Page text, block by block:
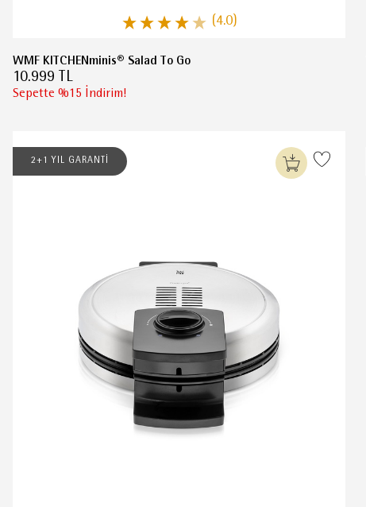
(4.0)
WMF KITCHENminis® Salad To Go
10.999 TL
Sepette %15 İndirim!
2+1 YIL GARANTİ